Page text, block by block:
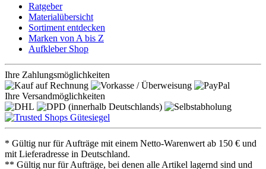
Ratgeber
Materialübersicht
Sortiment entdecken
Marken von A bis Z
Aufkleber Shop
Ihre Zahlungsmöglichkeiten
Ihre Versandmöglichkeiten
* Gültig nur für Aufträge mit einem Netto-Warenwert ab 150 € und
mit Lieferadresse in Deutschland.
** Gültig nur für Aufträge, bei denen alle Artikel lagernd sind und